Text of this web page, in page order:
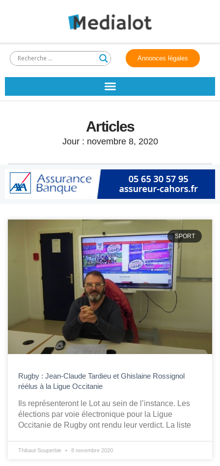
Annonces légales
Articles
Jour : novembre 8, 2020
SPORT
Rugby : Jean-Claude Tardieu et Ghislaine Rossignol
réélus à la Ligue Occitanie
Ils représenteront le Lot au sein de l’instance. Les
élections par voie électronique pour la Ligue
Occitanie de Rugby ont rendu leur verdict. La liste
Thibaut Souperbie 8 novembre 2020